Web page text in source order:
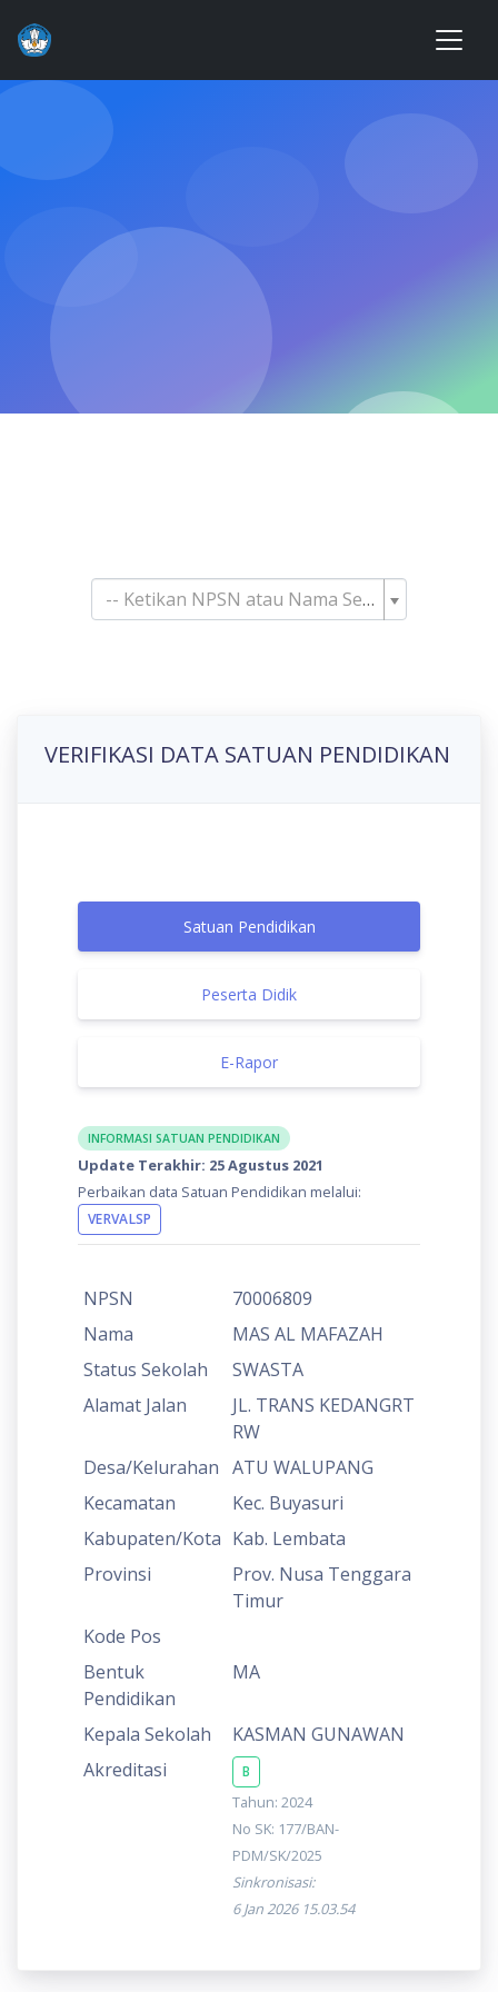
-- Ketikan NPSN atau Nama Sekolah--
VERIFIKASI DATA SATUAN PENDIDIKAN
Satuan Pendidikan
Peserta Didik
E-Rapor
INFORMASI SATUAN PENDIDIKAN
Update Terakhir: 25 Agustus 2021
Perbaikan data Satuan Pendidikan melalui:
VERVALSP
NPSN
70006809
Nama
MAS AL MAFAZAH
Status Sekolah
SWASTA
Alamat Jalan
JL. TRANS KEDANGRT
RW
Desa/Kelurahan ATU WALUPANG
Kecamatan
Kec. Buyasuri
Kabupaten/Kota Kab. Lembata
Provinsi
Prov. Nusa Tenggara
Timur
Kode Pos
Bentuk
Pendidikan
MA
Kepala Sekolah
KASMAN GUNAWAN
Akreditasi
B
Tahun: 2024
No SK: 177/BAN-
PDM/SK/2025
Sinkronisasi:
6 Jan 2026 15.03.54